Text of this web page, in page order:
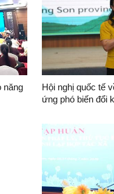
năng
Hội nghị quốc tế
ứng phó biến đổi